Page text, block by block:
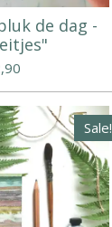
de dag -
Sale!